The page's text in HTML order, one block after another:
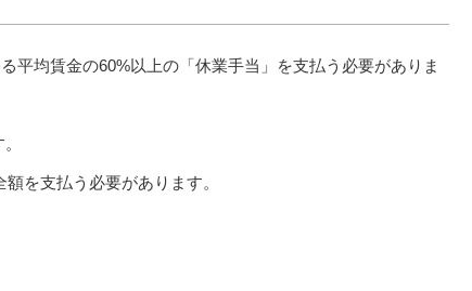
平均賃金の60%以上の「休業手当」を支払う必要がありま
を支払う必要があります。